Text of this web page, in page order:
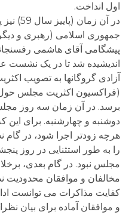
اول انداخت.
در آن
جمهوری اسلامی (رهبری و
پیشگامی آقای هاشمی
اندیشیده شد تا در یک
آزادی گروگانها به تصویب
(فراکسیون اکثریت مجلس
برسد. در آن زمان سه روز
دوشنبه و چهارشنبه. برای این
هرچه زودتر اجرا شود، در
را به طور استثنایی در روز
مجلس نبود. در گام بعدی،
مخالفان و موافقان محدودیت
کفایت مذاکرات می توانست
و موافقان آماده برای بیان